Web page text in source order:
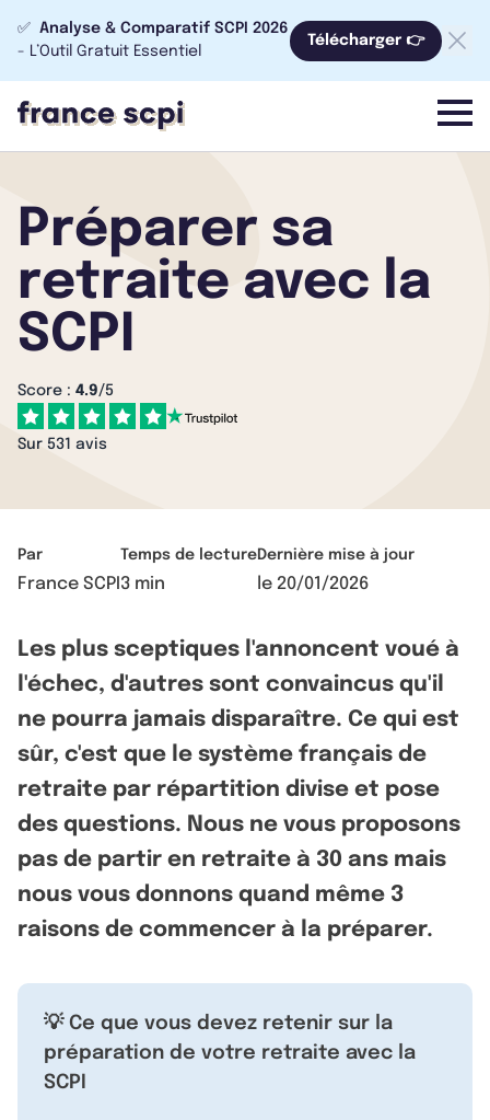
✅ Analyse & Comparatif SCPI 2026
- L’Outil Gratuit Essentiel
Télécharger 👉
menu
Préparer sa
retraite avec la
SCPI
Score : 4.9/5
Sur 531 avis
Par
France SCPI
Temps de lecture
3 min
Dernière mise à jour
le 20/01/2026
Les plus sceptiques l'annoncent voué à
l'échec, d'autres sont convaincus qu'il
ne pourra jamais disparaître. Ce qui est
sûr, c'est que le système français de
retraite par répartition divise et pose
des questions. Nous ne vous proposons
pas de partir en retraite à 30 ans mais
nous vous donnons quand même 3
raisons de commencer à la préparer.
💡 Ce que vous devez retenir sur la
préparation de votre retraite avec la
SCPI